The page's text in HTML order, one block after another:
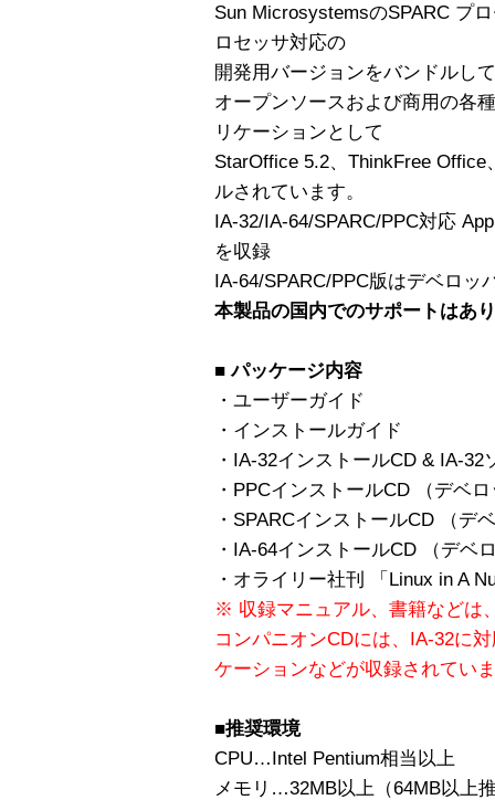
Sun MicrosystemsのSPARC プ
ロセッサ対応の
開発用バージョンをバンドルし
オープンソースおよび商用の各
リケーションとして
StarOffice 5.2、ThinkFree
ルされています。
IA-32/IA-64/SPARC/PPC対応
を収録
IA-64/SPARC/PPC版はデベロッ
本製品の国内でのサポートはあ
■ パッケージ内容
・ユーザーガイド
・インストールガイド
・IA-32インストールCD & IA-
・PPCインストールCD （デベ
・SPARCインストールCD （デ
・IA-64インストールCD （デベ
・オライリー社刊 「Linux in A
※ 収録マニュアル、書籍などは
コンパニオンCDには、IA-32に
ケーションなどが収録されてい
■推奨環境
CPU…Intel Pentium相当以上
メモリ…32MB以上（64MB以上